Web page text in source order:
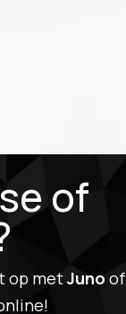
of
op metJunoof